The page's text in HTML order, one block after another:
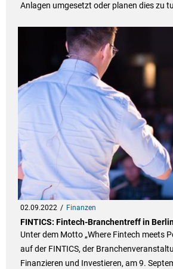
Anlagen umgesetzt oder planen dies zu
02.09.2022 Finanzen
FINTICS: Fintech-Branchentreff in
Unter dem Motto „Where Fintech meets
auf der FINTICS, der
Finanzieren und Investieren, am 9.